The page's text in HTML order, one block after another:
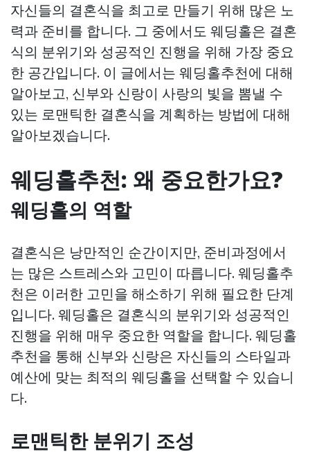
자신들의 결혼식을 최고로 만들기 위해 많은 노
력과 준비를 합니다. 그 중에서도 웨딩홀은 결혼
식의 분위기와 성공적인 진행을 위해 가장 중요
한 공간입니다. 이 글에서는 웨딩홀추천에 대해
알아보고, 신부와 신랑이 사랑의 빛을 뽐낼 수
있는 로맨틱한 결혼식을 계획하는 방법에 대해
알아보겠습니다.
웨딩홀추천: 왜 중요한가요?
웨딩홀의 역할
결혼식은 낭만적인 순간이지만, 준비과정에서
는 많은 스트레스와 고민이 따릅니다. 웨딩홀추
천은 이러한 고민을 해소하기 위해 필요한 단계
입니다. 웨딩홀은 결혼식의 분위기와 성공적인
진행을 위해 매우 중요한 역할을 합니다. 웨딩홀
추천을 통해 신부와 신랑은 자신들의 스타일과
예산에 맞는 최적의 웨딩홀을 선택할 수 있습니
다.
로맨틱한 분위기 조성